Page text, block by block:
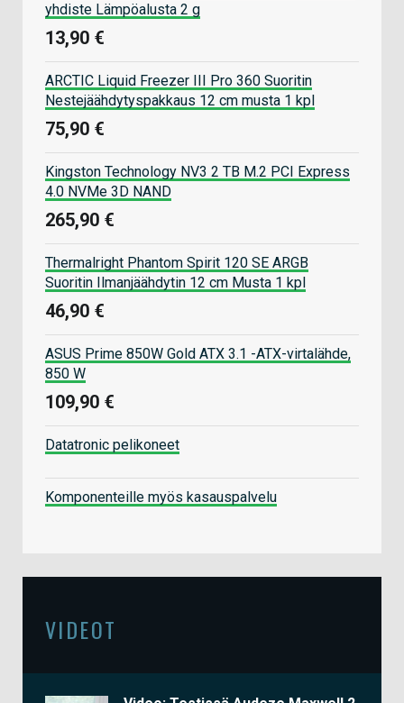
yhdiste Lämpöalusta 2 g
13,90 €
ARCTIC Liquid Freezer III Pro 360 Suoritin
Nestejäähdytyspakkaus 12 cm musta 1 kpl
75,90 €
Kingston Technology NV3 2 TB M.2 PCI Express
4.0 NVMe 3D NAND
265,90 €
Thermalright Phantom Spirit 120 SE ARGB
Suoritin Ilmanjäähdytin 12 cm Musta 1 kpl
46,90 €
ASUS Prime 850W Gold ATX 3.1 -ATX-virtalähde,
850 W
109,90 €
Datatronic pelikoneet
Komponenteille myös kasauspalvelu
VIDEOT